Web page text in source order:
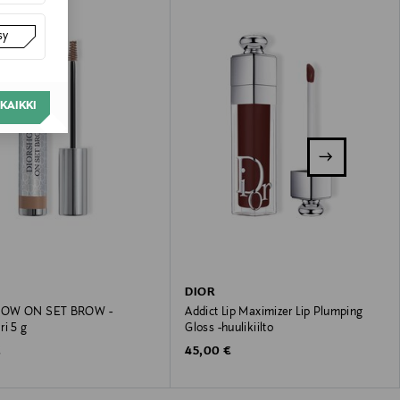
ON SET BROW -
5 g
DIOR
Addict Lip Maximizer Lip Plumping
Gloss -huulikiilto
Original Price
45,00 €